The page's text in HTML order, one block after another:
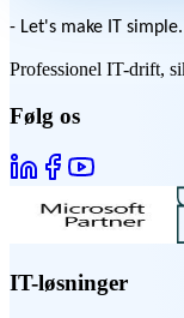
- Let's make IT simple.
Professionel IT-drift,
Følg os
IT-løsninger